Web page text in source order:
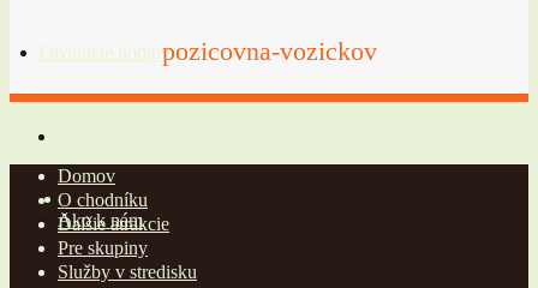
Otváracie hodiny
Ako k nám
pozicovna-vozickov
Domov
O chodníku
Ďalšie atrakcie
Pre skupiny
Služby v stredisku